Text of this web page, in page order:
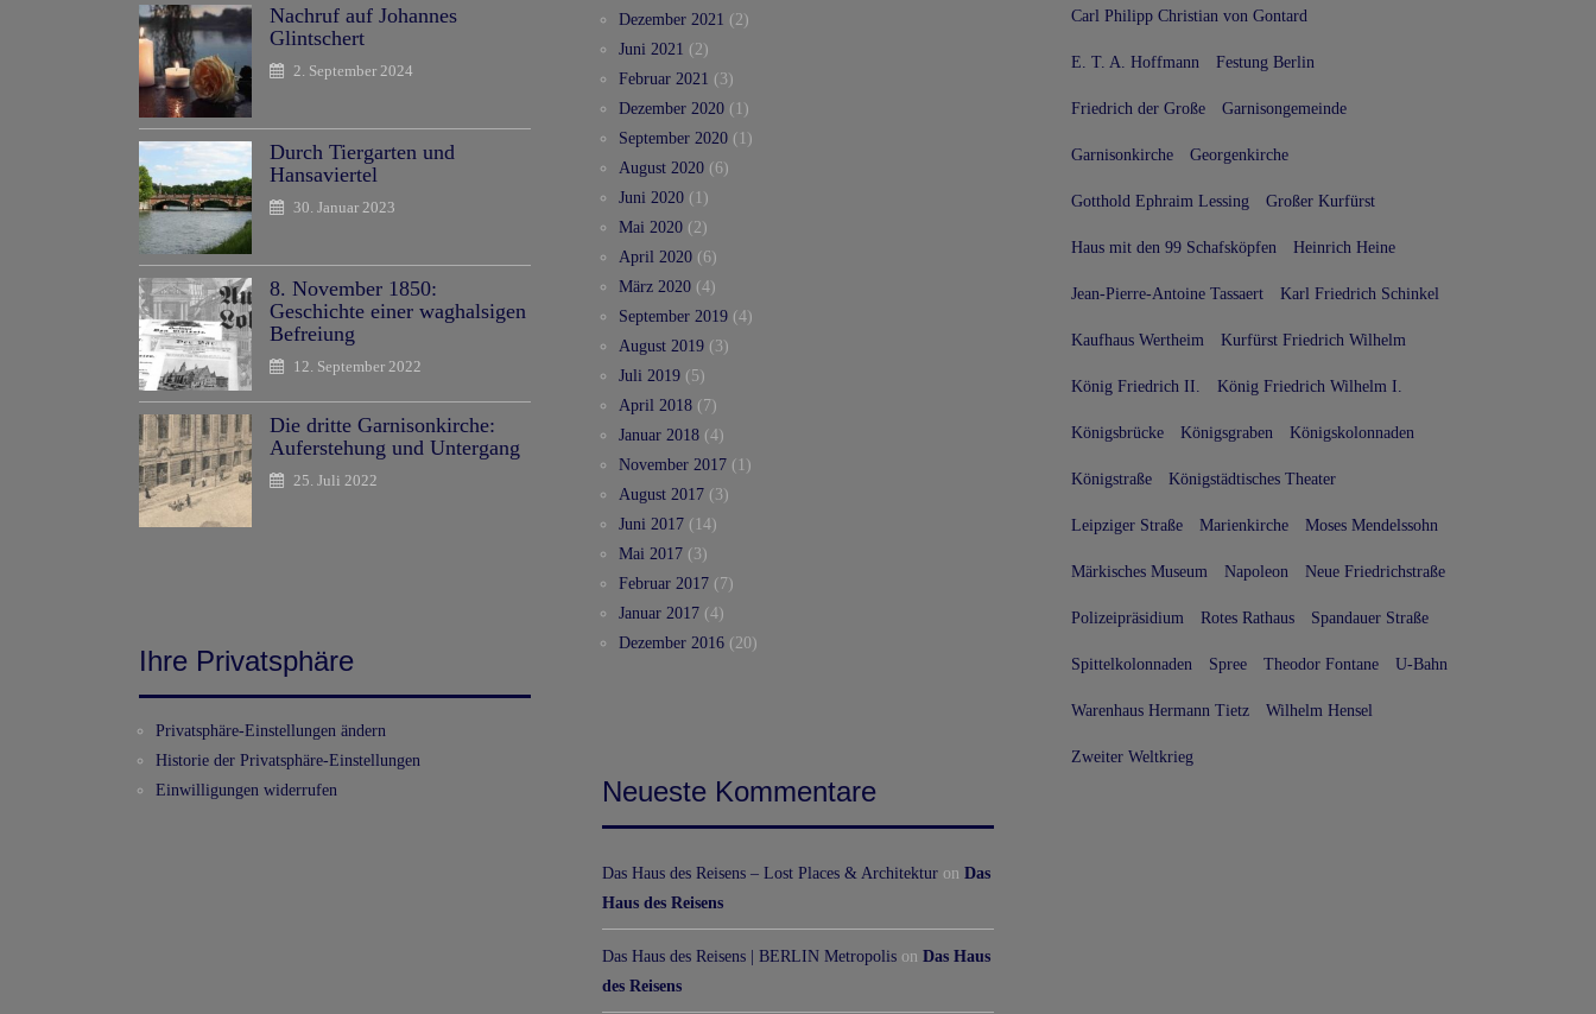
Nachruf auf Johannes
Glintschert
2. September 2024
Durch Tiergarten und
Hansaviertel
30. Januar 2023
8. November 1850:
Geschichte einer waghalsigen
Befreiung
12. September 2022
Die dritte Garnisonkirche:
Auferstehung und Untergang
25. Juli 2022
Ihre Privatsphäre
Privatsphäre-Einstellungen ändern
Historie der Privatsphäre-Einstellungen
Einwilligungen widerrufen
Dezember 2021 (2)
Juni 2021 (2)
Februar 2021 (3)
Dezember 2020 (1)
September 2020 (1)
August 2020 (6)
Juni 2020 (1)
Mai 2020 (2)
April 2020 (6)
März 2020 (4)
September 2019 (4)
August 2019 (3)
Juli 2019 (5)
April 2018 (7)
Januar 2018 (4)
November 2017 (1)
August 2017 (3)
Juni 2017 (14)
Mai 2017 (3)
Februar 2017 (7)
Januar 2017 (4)
Dezember 2016 (20)
Neueste Kommentare
Das Haus des Reisens – Lost Places & Architektur on Das
Haus des Reisens
Das Haus des Reisens | BERLIN Metropolis on Das Haus
des Reisens
Carl Philipp Christian von Gontard
E. T. A. Hoffmann Festung Berlin
Friedrich der Große Garnisongemeinde
Garnisonkirche Georgenkirche
Gotthold Ephraim Lessing Großer Kurfürst
Haus mit den 99 Schafsköpfen Heinrich Heine
Jean-Pierre-Antoine Tassaert Karl Friedrich Schinkel
Kaufhaus Wertheim Kurfürst Friedrich Wilhelm
König Friedrich II. König Friedrich Wilhelm I.
Königsbrücke Königsgraben Königskolonnaden
Königstraße Königstädtisches Theater
Leipziger Straße Marienkirche Moses Mendelssohn
Märkisches Museum Napoleon Neue Friedrichstraße
Polizeipräsidium Rotes Rathaus Spandauer Straße
Spittelkolonnaden Spree Theodor Fontane U-Bahn
Warenhaus Hermann Tietz Wilhelm Hensel
Zweiter Weltkrieg